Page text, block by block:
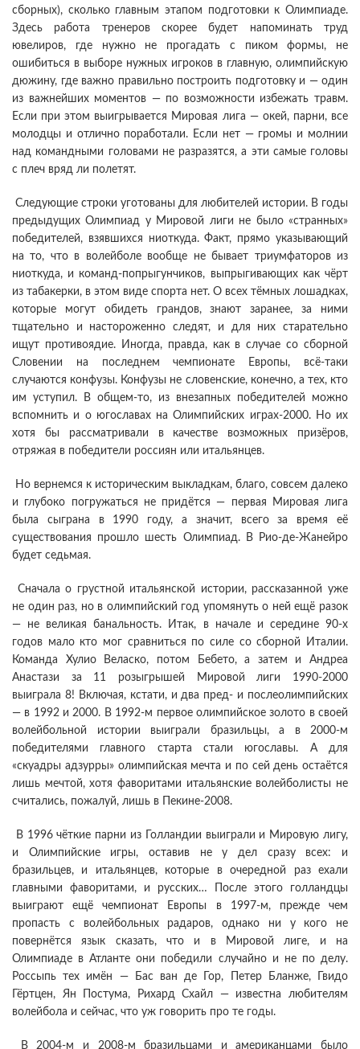
сборных), сколько главным этапом подготовки к Олимпиаде.
Здесь работа тренеров скорее будет напоминать труд
ювелиров, где нужно не прогадать с пиком формы, не
ошибиться в выборе нужных игроков в главную, олимпийскую
дюжину, где важно правильно построить подготовку и — один
из важнейших моментов — по возможности избежать травм.
Если при этом выигрывается Мировая лига — окей, парни, все
молодцы и отлично поработали. Если нет — громы и молнии
над командными головами не разразятся, а эти самые головы
с плеч вряд ли полетят.
Следующие строки уготованы для любителей истории. В годы
предыдущих Олимпиад у Мировой лиги не было «странных»
победителей, взявшихся ниоткуда. Факт, прямо указывающий
на то, что в волейболе вообще не бывает триумфаторов из
ниоткуда, и команд-попрыгунчиков, выпрыгивающих как чёрт
из табакерки, в этом виде спорта нет. О всех тёмных лошадках,
которые могут обидеть грандов, знают заранее, за ними
тщательно и настороженно следят, и для них старательно
ищут противоядие. Иногда, правда, как в случае со сборной
Словении на последнем чемпионате Европы, всё-таки
случаются конфузы. Конфузы не словенские, конечно, а тех, кто
им уступил. В общем-то, из внезапных победителей можно
вспомнить и о югославах на Олимпийских играх-2000. Но их
хотя бы рассматривали в качестве возможных призёров,
отряжая в победители россиян или итальянцев.
Но вернемся к историческим выкладкам, благо, совсем далеко
и глубоко погружаться не придётся — первая Мировая лига
была сыграна в 1990 году, а значит, всего за время её
существования прошло шесть Олимпиад. В Рио-де-Жанейро
будет седьмая.
Сначала о грустной итальянской истории, рассказанной уже
не один раз, но в олимпийский год упомянуть о ней ещё разок
— не великая банальность. Итак, в начале и середине 90-х
годов мало кто мог сравниться по силе со сборной Италии.
Команда Хулио Веласко, потом Бебето, а затем и Андреа
Анастази за 11 розыгрышей Мировой лиги 1990-2000
выиграла 8! Включая, кстати, и два пред- и послеолимпийских
— в 1992 и 2000. В 1992-м первое олимпийское золото в своей
волейбольной истории выиграли бразильцы, а в 2000-м
победителями главного старта стали югославы. А для
«скуадры адзурры» олимпийская мечта и по сей день остаётся
лишь мечтой, хотя фаворитами итальянские волейболисты не
считались, пожалуй, лишь в Пекине-2008.
В 1996 чёткие парни из Голландии выиграли и Мировую лигу,
и Олимпийские игры, оставив не у дел сразу всех: и
бразильцев, и итальянцев, которые в очередной раз ехали
главными фаворитами, и русских… После этого голландцы
выиграют ещё чемпионат Европы в 1997-м, прежде чем
пропасть с волейбольных радаров, однако ни у кого не
повернётся язык сказать, что и в Мировой лиге, и на
Олимпиаде в Атланте они победили случайно и не по делу.
Россыпь тех имён — Бас ван де Гор, Петер Бланже, Гвидо
Гёртцен, Ян Постума, Рихард Схайл — известна любителям
волейбола и сейчас, что уж говорить про те годы.
В 2004-м и 2008-м бразильцами и американцами было